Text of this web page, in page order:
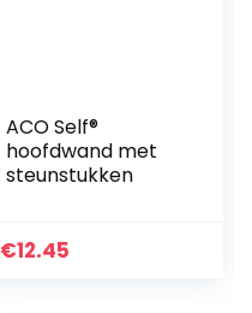
ACO Self®
hoofdwand met
steunstukken
€12.45